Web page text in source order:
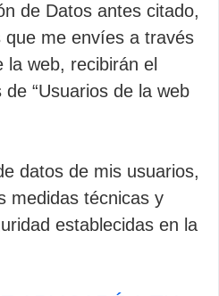
de Datos antes citado,
que me envíes a través
web, recibirán el
“Usuarios de la web
datos de mis usuarios,
medidas técnicas y
establecidas en la